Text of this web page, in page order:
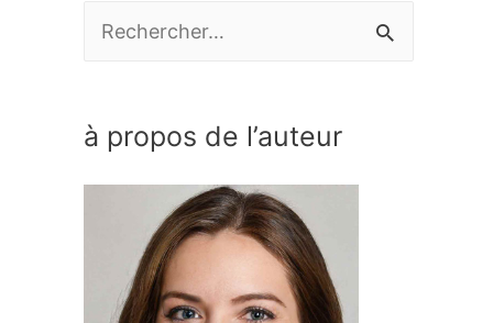
h
à propos de l’auteur